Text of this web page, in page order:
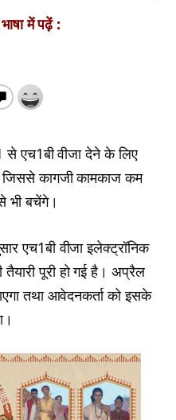
में पढ़ें :
से एच1बी वीजा देने के लिए
जिससे कागजी कामकाज कम
भी बचेंगे।
एच1बी वीजा इलेक्ट्रॉनिक
पूरी हो गई है। अप्रैल
तथा आवेदनकर्ता को इसके